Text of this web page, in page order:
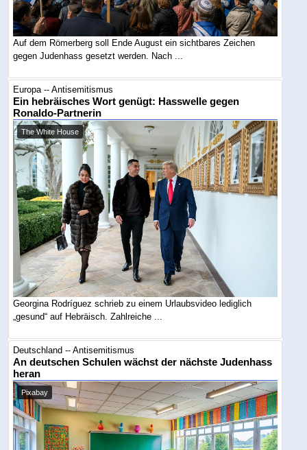
Auf dem Römerberg soll Ende August ein sichtbares Zeichen
gegen Judenhass gesetzt werden. Nach ...
Europa -- Antisemitismus
Ein hebräisches Wort genügt: Hasswelle gegen
Ronaldo-Partnerin
The White House
Georgina Rodríguez schrieb zu einem Urlaubsvideo lediglich
„gesund“ auf Hebräisch. Zahlreiche ...
Deutschland -- Antisemitismus
An deutschen Schulen wächst der nächste Judenhass
heran
Pixabay